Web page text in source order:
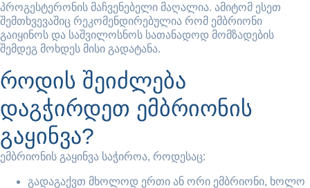
პროგესტერონის მაჩვენებელი მაღალია. ამიტომ ესეთ
შემთხვევაშიც რეკომენდირებულია რომ ემბრიონი
გაიყინოს და საშვილოსნოს სათანადოდ მომზადების
შემდეგ მოხდეს მისი გადატანა.
როდის შეიძლება
დაგჭირდეთ ემბრიონის
გაყინვა?
ემბრიონის გაყინვა საჭიროა, როდესაც:
გადაგაქვთ მხოლოდ ერთი ან ორი ემბრიონი, ხოლო